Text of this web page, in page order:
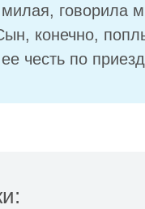
говорила
конечно,
ее честь по